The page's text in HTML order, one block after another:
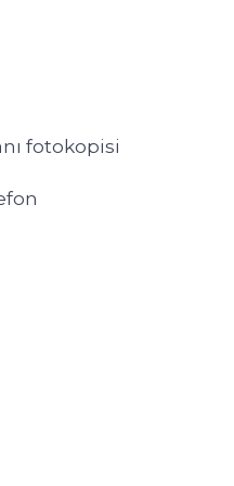
fotokopisi